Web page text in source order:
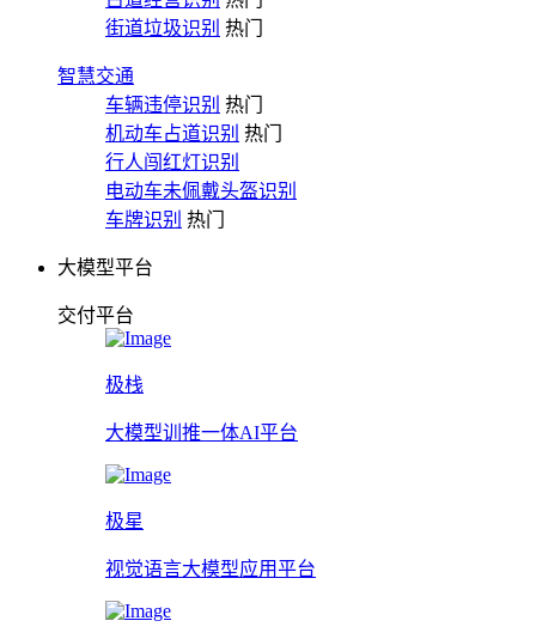
街道垃圾识别 热门
智慧交通
车辆违停识别 热门
机动车占道识别 热门
行人闯红灯识别
电动车未佩戴头盔识别
车牌识别 热门
大模型平台
交付平台
极栈
大模型训推一体AI平台
极星
视觉语言大模型应用平台